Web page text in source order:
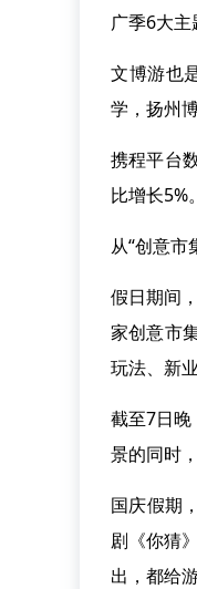
广季6大主
文博游也
学，扬州
携程平台
比增长5%。
从“创意市
假日期间
家创意市
玩法、新
截至7日晚
景的同时
国庆假期
剧《你猜
出，都给